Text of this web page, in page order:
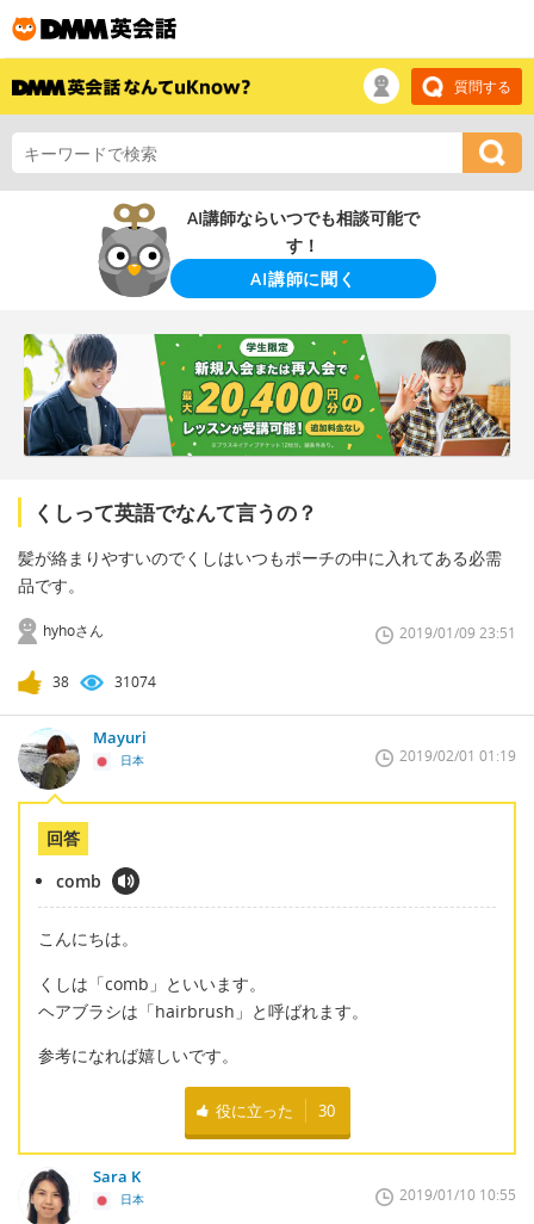
質問する
AI講師ならいつでも相談可能で
す！
AI講師に聞く
くしって英語でなんて言うの？
髪が絡まりやすいのでくしはいつもポーチの中に入れてある必需
品です。
hyhoさん 2019/01/09 23:51
38 31074
Mayuri
日本 2019/02/01 01:19
回答
comb
こんにちは。
くしは「comb」といいます。
ヘアブラシは「hairbrush」と呼ばれます。
参考になれば嬉しいです。
役に立った 30
Sara K
日本 2019/01/10 10:55